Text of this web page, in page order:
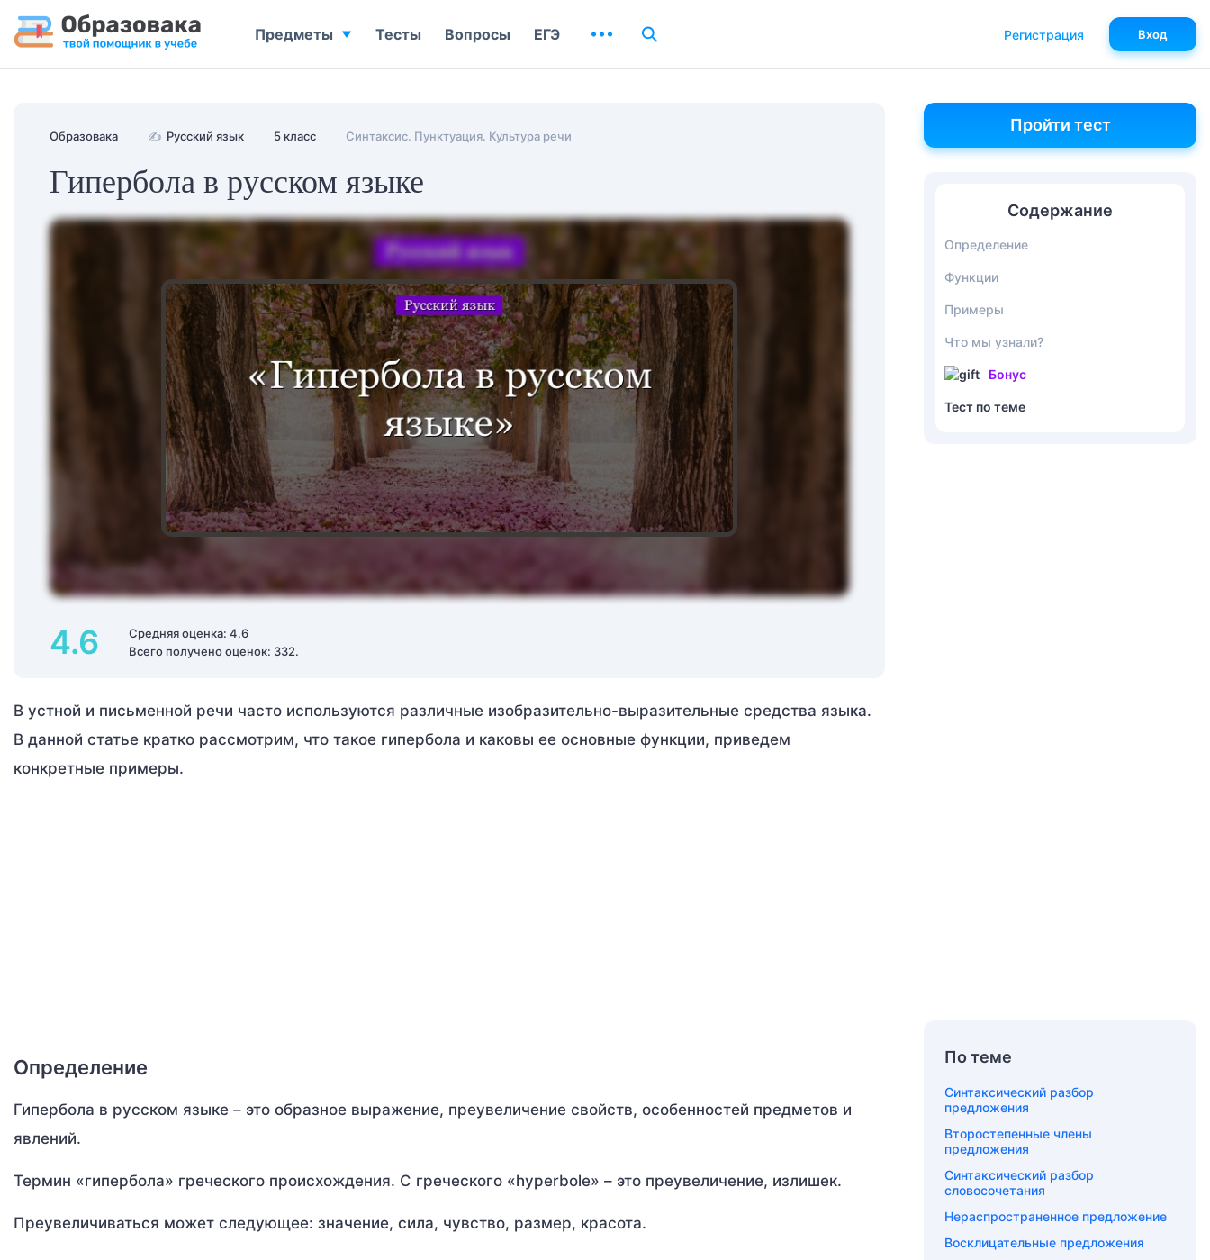
Образовака ✍ Русский язык 5 класс Синтаксис. Пунктуация. Культура речи
Гипербола в русском языке
4.6
Средняя оценка: 4.6
Всего получено оценок: 332.
В устной и письменной речи часто используются различные изобразительно-выразительные средства языка.
В данной статье кратко рассмотрим, что такое гипербола и каковы ее основные функции, приведем
конкретные примеры.
Определение
Гипербола в русском языке – это образное выражение, преувеличение свойств, особенностей предметов и
явлений.
Термин «гипербола» греческого происхождения. С греческого «hyperbole» – это преувеличение, излишек.
Преувеличиваться может следующее: значение, сила, чувство, размер, красота.
Пройти тест
Содержание
Определение
Функции
Примеры
Что мы узнали?
Бонус
Тест по теме
По теме
Синтаксический разбор
предложения
Второстепенные члены
предложения
Синтаксический разбор
словосочетания
Нераспространенное предложение
Восклицательные предложения
Предметы Тесты Вопросы ЕГЭ Регистрация Вход